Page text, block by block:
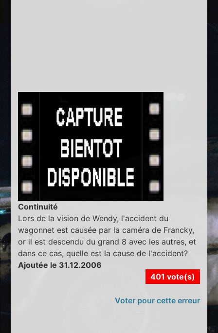
Continuité
Lors de la vision de Wendy, l'accident du
wagonnet est causée par la caméra de Francky,
or il est descendu du grand 8 avec les autres, et
dans ce cas, quelle est la cause de l'accident?
Ajoutée le 31.12.2006
401 vote(s)
Voter pour cette erreur